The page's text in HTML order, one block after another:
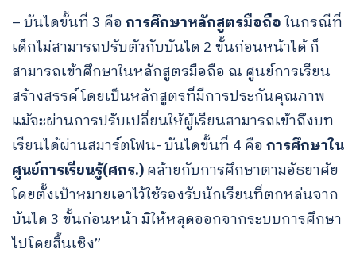
– บันไดขั้นที่ 3 คือการศึกษาหลักสูตรมือถือในกรณีที่
เด็กไม่สามารถปรับตัวกับบันได 2 ขั้นก่อนหน้าได้ ก็
สามารถเข้าศึกษาในหลักสูตรมือถือ ณ ศูนย์การเรียน
สร้างสรรค์ โดยเป็นหลักสูตรที่มีการประกันคุณภาพ
แม้จะผ่านการปรับเปลี่ยนให้ผู้เรียนสามารถเข้าถึงบท
เรียนได้ผ่านสมาร์ตโฟน- บันไดขั้นที่ 4 คือการศึกษาใน
ศูนย์การเรียนรู้(ศกร.)คล้ายกับการศึกษาตามอัธยาศัย
โดยตั้งเป้าหมายเอาไว้ใช้รองรับนักเรียนที่ตกหล่นจาก
บันได 3 ขั้นก่อนหน้า มิให้หลุดออกจากระบบการศึกษา
ไปโดยสิ้นเชิง”